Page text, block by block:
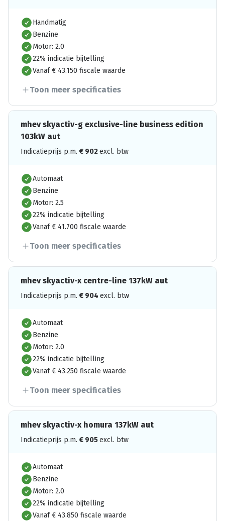
Handmatig
Benzine
Motor: 2.0
22% indicatie bijtelling
Vanaf € 43.150 fiscale waarde
Toon meer specificaties
mhev skyactiv-g exclusive-line business edition
103kW aut
Indicatieprijs p.m. € 902excl. btw
Automaat
Benzine
Motor: 2.5
22% indicatie bijtelling
Vanaf € 41.700 fiscale waarde
Toon meer specificaties
mhev skyactiv-x centre-line 137kW aut
Indicatieprijs p.m. € 904 excl. btw
Automaat
Benzine
Motor: 2.0
22% indicatie bijtelling
Vanaf € 43.250 fiscale waarde
Toon meer specificaties
mhev skyactiv-x homura 137kW aut
Indicatieprijs p.m. € 905excl. btw
Automaat
Benzine
Motor: 2.0
22% indicatie bijtelling
Vanaf € 43.850 fiscale waarde